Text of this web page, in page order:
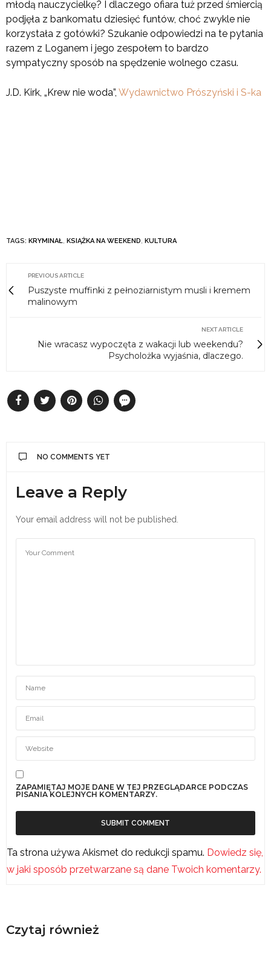
młodą nauczycielkę? I dlaczego ofiara tuż przed śmiercią
podjęła z bankomatu dziesięć funtów, choć zwykle nie
korzystała z gotówki? Szukanie odpowiedzi na te pytania
razem z Loganem i jego zespołem to bardzo
sympatyczny sposób na spędzenie wolnego czasu.
J.D. Kirk, „Krew nie woda”, Wydawnictwo Prószyński i S-ka
TAGS: KRYMINAŁ, KSIĄŻKA NA WEEKEND, KULTURA
PREVIOUS ARTICLE
Puszyste muffinki z pełnoziarnistym musli i kremem
malinowym
NEXT ARTICLE
Nie wracasz wypoczęta z wakacji lub weekendu?
Psycholożka wyjaśnia, dlaczego.
NO COMMENTS YET
Leave a Reply
Your email address will not be published.
ZAPAMIĘTAJ MOJE DANE W TEJ PRZEGLĄDARCE PODCZAS
PISANIA KOLEJNYCH KOMENTARZY.
Ta strona używa Akismet do redukcji spamu. Dowiedz się,
w jaki sposób przetwarzane są dane Twoich komentarzy.
Czytaj również